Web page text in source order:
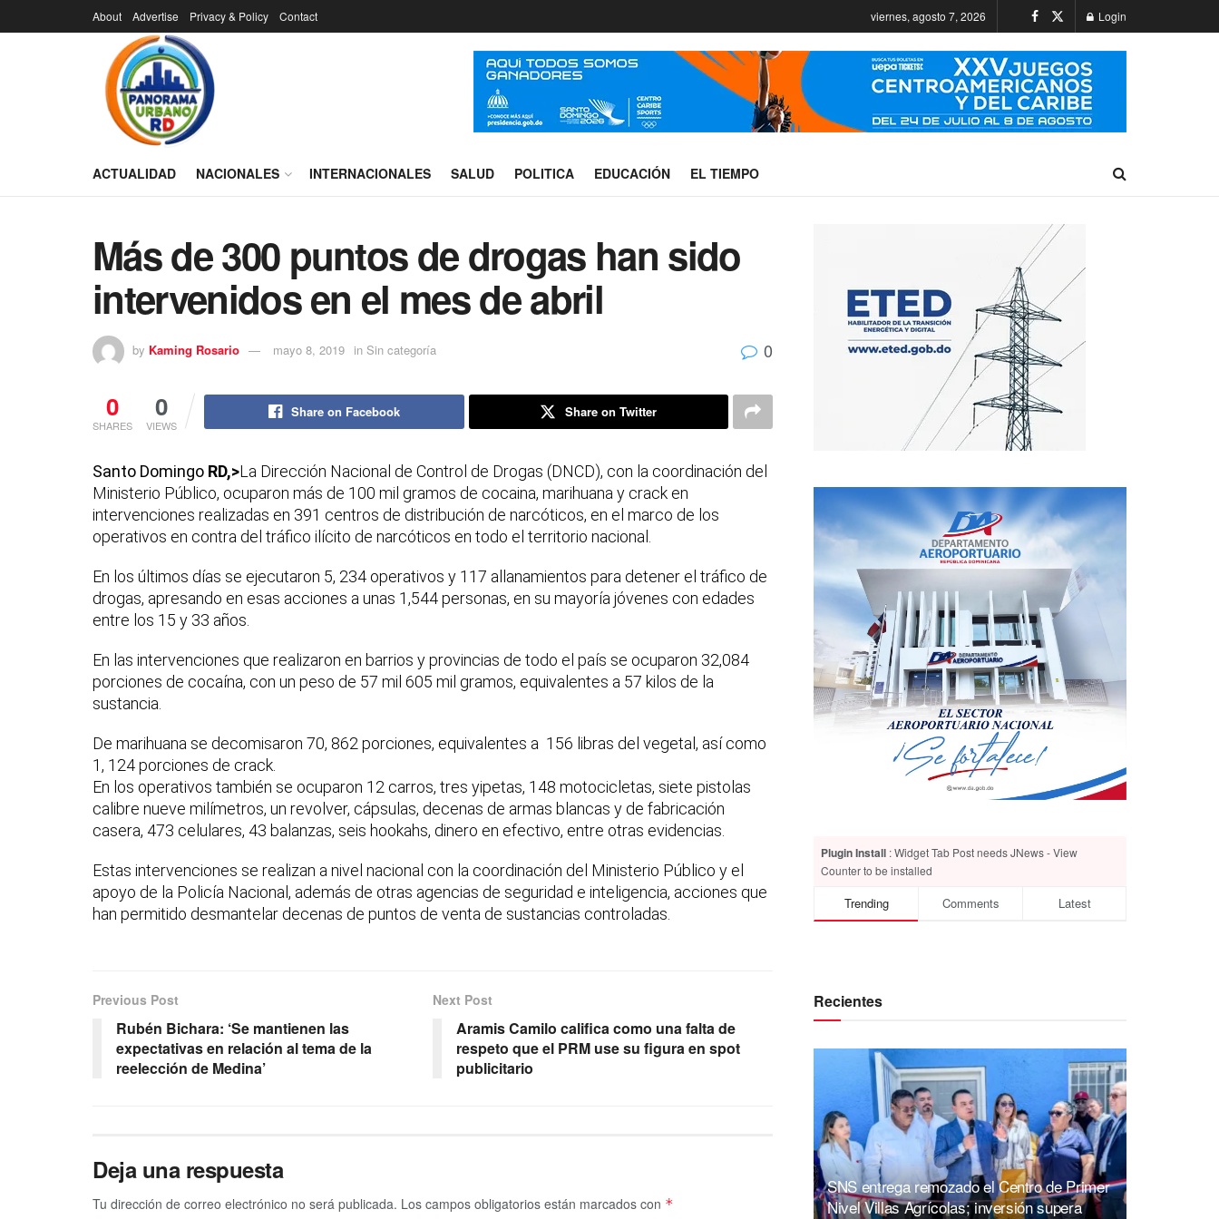
About Advertise Privacy & Policy Contact viernes, agosto 7, 2026 Login
ACTUALIDAD NACIONALES INTERNACIONALES SALUD POLITICA EDUCACIÓN EL TIEMPO
Más de 300 puntos de drogas han sido
intervenidos en el mes de abril
by Kaming Rosario mayo 8, 2019 in Sin categoría 0
0
SHARES
0
VIEWS
Share on Facebook Share on Twitter
Santo Domingo RD,>La Dirección Nacional de Control de Drogas (DNCD), con la coordinación del
Ministerio Público, ocuparon más de 100 mil gramos de cocaina, marihuana y crack en
intervenciones realizadas en 391 centros de distribución de narcóticos, en el marco de los
operativos en contra del tráfico ilícito de narcóticos en todo el territorio nacional.
En los últimos días se ejecutaron 5, 234 operativos y 117 allanamientos para detener el tráfico de
drogas, apresando en esas acciones a unas 1,544 personas, en su mayoría jóvenes con edades
entre los 15 y 33 años.
En las intervenciones que realizaron en barrios y provincias de todo el país se ocuparon 32,084
porciones de cocaína, con un peso de 57 mil 605 mil gramos, equivalentes a 57 kilos de la
sustancia.
De marihuana se decomisaron 70, 862 porciones, equivalentes a 156 libras del vegetal, así como
1, 124 porciones de crack.
En los operativos también se ocuparon 12 carros, tres yipetas, 148 motocicletas, siete pistolas
calibre nueve milímetros, un revolver, cápsulas, decenas de armas blancas y de fabricación
casera, 473 celulares, 43 balanzas, seis hookahs, dinero en efectivo, entre otras evidencias.
Estas intervenciones se realizan a nivel nacional con la coordinación del Ministerio Público y el
apoyo de la Policía Nacional, además de otras agencias de seguridad e inteligencia, acciones que
han permitido desmantelar decenas de puntos de venta de sustancias controladas.
Previous Post
Rubén Bichara: ‘Se mantienen las
expectativas en relación al tema de la
reelección de Medina’
Next Post
Aramis Camilo califica como una falta de
respeto que el PRM use su figura en spot
publicitario
Deja una respuesta
Tu dirección de correo electrónico no será publicada. Los campos obligatorios están marcados con *
Plugin Install : Widget Tab Post needs JNews - View
Counter to be installed
Trending Comments Latest
Recientes
SNS entrega remozado el Centro de Primer
Nivel Villas Agrícolas; inversión supera